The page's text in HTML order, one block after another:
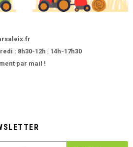
: 8h30-12h | 14h-17h30
par mail !